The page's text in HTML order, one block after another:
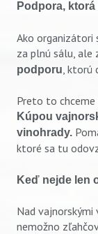
Podpora,
Ako organizátori
za plnú sálu, ale
podporu ,
Preto to chceme
Kúpou
vinohrady.
ktoré sa tu
Keď nejde len
Nad vajnorskými
nemožno